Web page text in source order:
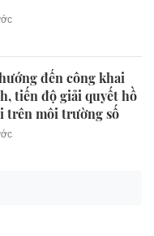
đến công khai
tiến độ giải quyết hồ
trên môi trường số